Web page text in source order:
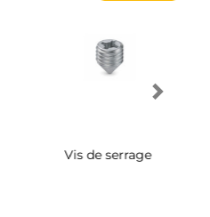
Vis de serrage